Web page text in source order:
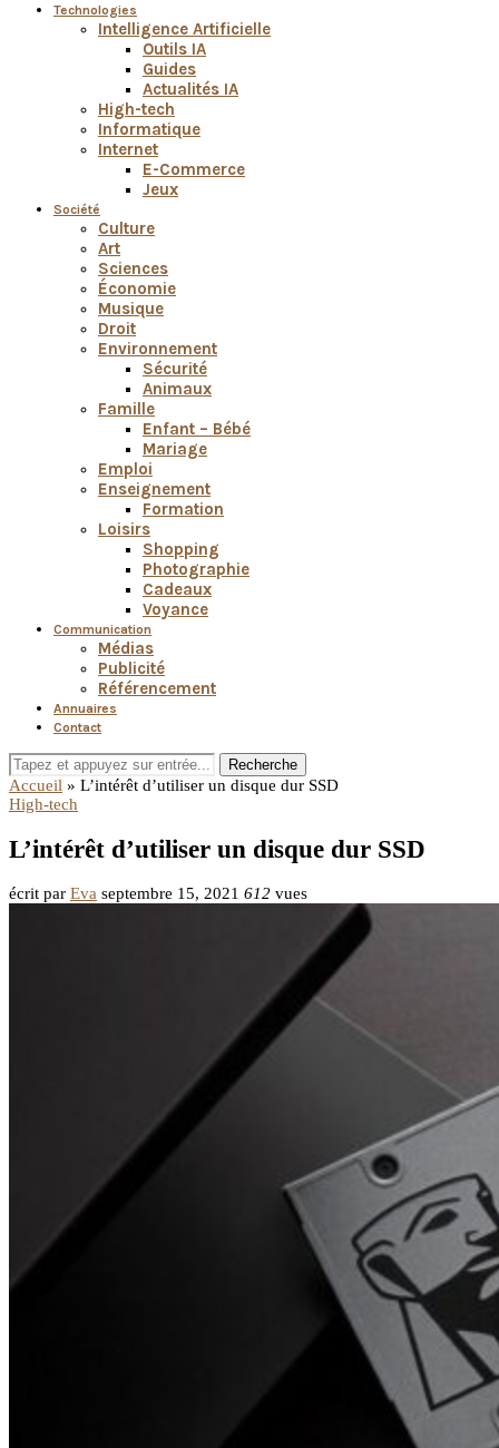
Technologies
Intelligence Artificielle
Outils IA
Guides
Actualités IA
High-tech
Informatique
Internet
E-Commerce
Jeux
Société
Culture
Art
Sciences
Économie
Musique
Droit
Environnement
Sécurité
Animaux
Famille
Enfant – Bébé
Mariage
Emploi
Enseignement
Formation
Loisirs
Shopping
Photographie
Cadeaux
Voyance
Communication
Médias
Publicité
Référencement
Annuaires
Contact
Recherche
Accueil » L’intérêt d’utiliser un disque dur SSD
High-tech
L’intérêt d’utiliser un disque dur SSD
écrit par Eva septembre 15, 2021 612 vues